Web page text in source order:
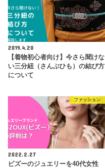
2019.4.20
【着物初心者向け】今さら聞けな
い三分紐（さんぶひも）の結び方
について
ファッション
2022.2.27
ビズーのジュエリーを40代女性